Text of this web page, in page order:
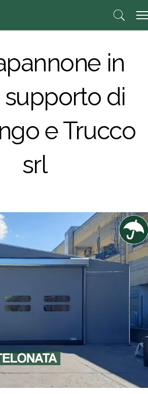
in
supporto di
e Trucco
srl